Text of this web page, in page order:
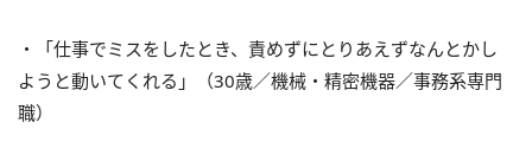
・「仕事でミスをしたとき、責めずにとりあえずなんとかし
ようと動いてくれる」（30歳／機械・精密機器／事務系専門
職）